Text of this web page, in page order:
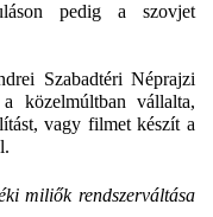
pedig a szovjet
Szabadtéri Néprajzi
közelmúltban vállalta,
vagy filmet készít a
miliők rendszerváltása